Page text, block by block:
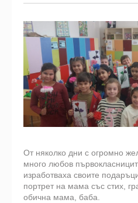
От няколко дни с огромно
много любов
изработваха своите
портрет на мама със стих,
обична мама, баба.